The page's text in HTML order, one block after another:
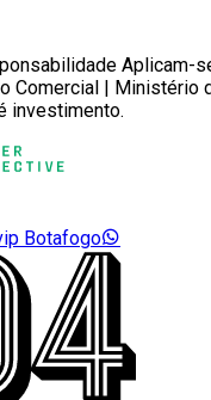
Aplicam-
Comercial | Ministério
investimento.
Botafogo